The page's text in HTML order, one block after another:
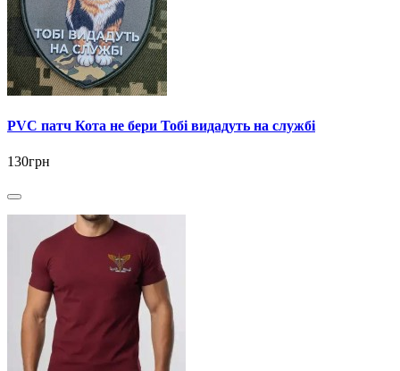
PVC патч Кота не бери Тобі видадуть на службі
130грн